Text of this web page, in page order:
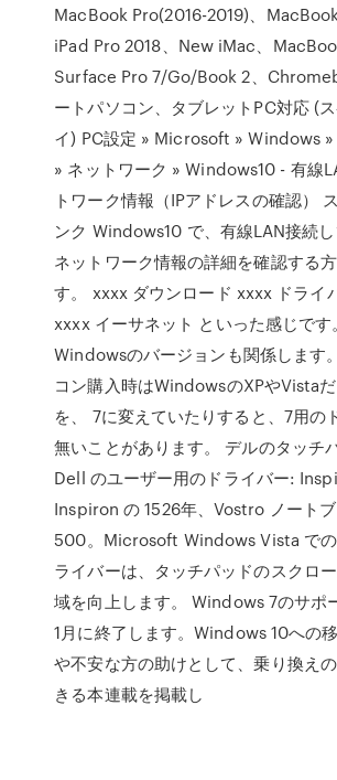
MacBook Pro(2016-2019)、MacBook
iPad Pro 2018、New iMac、MacBook
Surface Pro 7/Go/Book 2、
ートパソコン、タブレットPC対応 (
イ) PC設定 » Microsoft » Windows
» ネットワーク » Windows10 - 有線
トワーク情報（IPアドレスの確認）
ンク Windows10 で、有線LAN接続
ネットワーク情報の詳細を確認する
す。 xxxx ダウンロード xxxx ドライ
xxxx イーサネット といった感じです
Windowsのバージョンも関係します
コン購入時はWindowsのXPやVista
を、 7に変えていたりすると、7用の
無いことがあります。 デルのタッチ
Dell のユーザー用のドライバー:
Inspiron の 1526年、Vostro ノート
500。Microsoft Windows Vista での
ライバーは、タッチパッドのスクロ
域を向上します。 Windows 7のサポ
1月に終了します。Windows 10への
や不安な方の助けとして、乗り換え
きる本連載を掲載し